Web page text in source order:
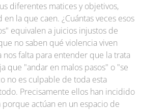
diferentes matices y objetivos,
la que caen. ¿Cuántas veces esos
equivalen a juicios injustos de
no saben qué violencia viven
nos falta para entender que la trata
que "andar en malos pasos" o "se
no es culpable de toda esta
Precisamente ellos han incidido
actúan en un espacio de